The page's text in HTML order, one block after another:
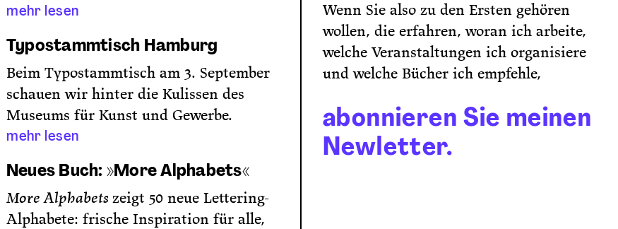
mehr lesen
Typostammtisch Hamburg
Beim Typostammtisch am 3. September
schauen wir hinter die Kulissen des
Museums für Kunst und Gewerbe.
mehr lesen
Neues Buch: »More Alphabets«
More Alphabets zeigt 50 neue Lettering-
Alphabete: frische Inspiration für alle,
Wenn Sie also zu den Ersten gehören
wollen, die erfahren, woran ich arbeite,
welche Veranstaltungen ich organisiere
und welche Bücher ich empfehle,
abonnieren Sie meinen
Newletter.